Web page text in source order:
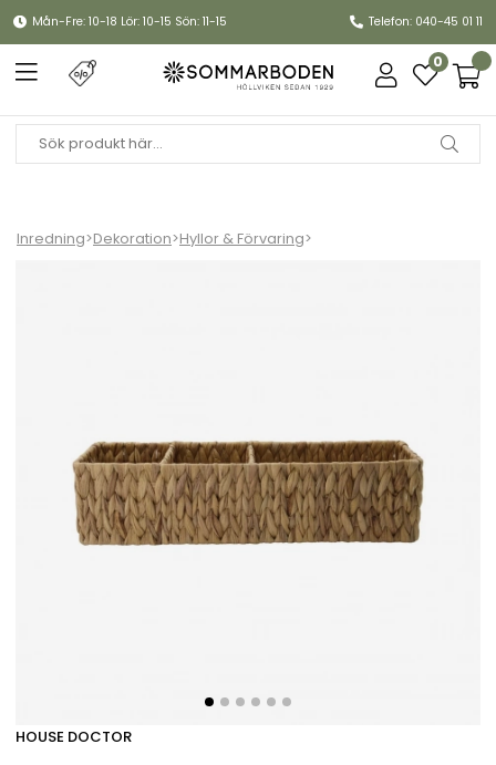
Mån-Fre: 10-18 Lör: 10-15 Sön: 11-15 Telefon: 040-45 01 11
0
Inredning>Dekoration>Hyllor & Förvaring>
HOUSE DOCTOR